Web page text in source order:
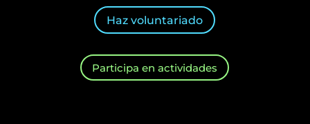
Haz voluntariado
Participa en actividades